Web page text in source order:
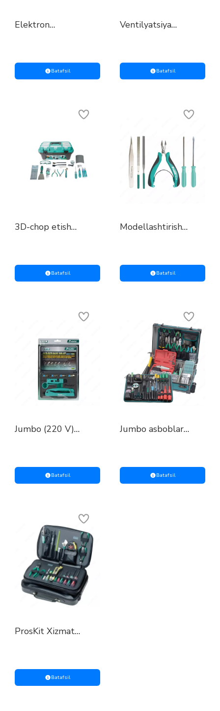
Elektron
Batafsil
Ventilyatsiya
Batafsil
3D-chop etish
mukammal post-
protsessini
ta’minlaydigan
Batafsil
Modellashtirish
Batafsil
Jumbo (220 V)
Batafsil
Jumbo asboblar
Batafsil
ProsKit Xizmat
Batafsil